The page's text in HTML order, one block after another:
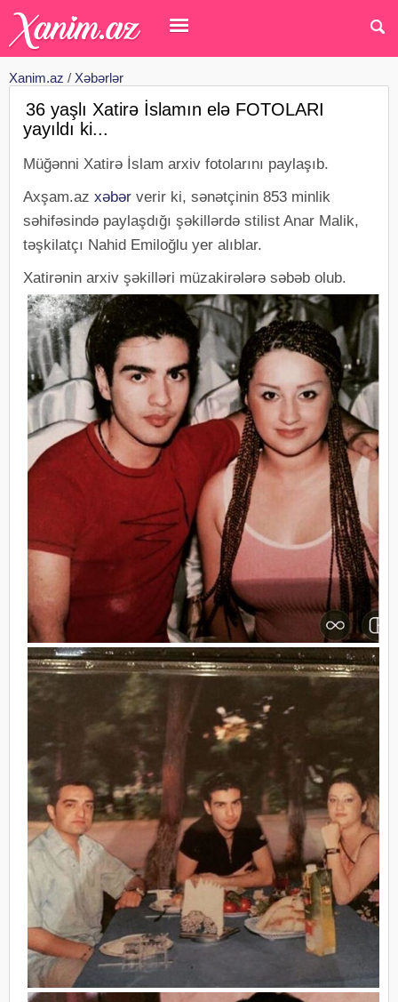
Xanim.az / Xəbərlər
36 yaşlı Xatirə İslamın elə FOTOLARI
yayıldı ki...
Müğənni Xatirə İslam arxiv fotolarını paylaşıb.
Axşam.az xəbər verir ki, sənətçinin 853 minlik
səhifəsində paylaşdığı şəkillərdə stilist Anar Malik,
təşkilatçı Nahid Emiloğlu yer alıblar.
Xatirənin arxiv şəkilləri müzakirələrə səbəb olub.